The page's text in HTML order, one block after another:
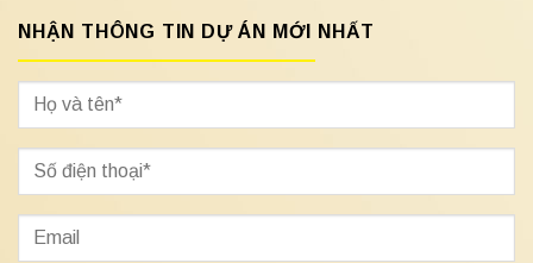
NHẬN THÔNG TIN DỰ ÁN MỚI NHẤT